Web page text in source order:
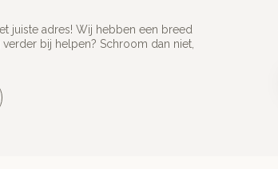
juiste adres! Wij hebben een breed
bij helpen? Schroom dan niet,